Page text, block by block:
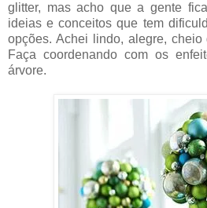
glitter, mas acho que a gente
ideias e conceitos que tem
opções. Achei lindo, alegre,
Faça coordenando com os
árvore.